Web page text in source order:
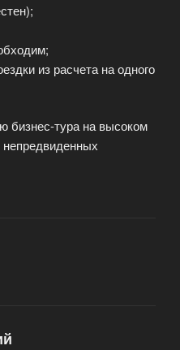
из расчета на одного
бизнес-тура на высоком